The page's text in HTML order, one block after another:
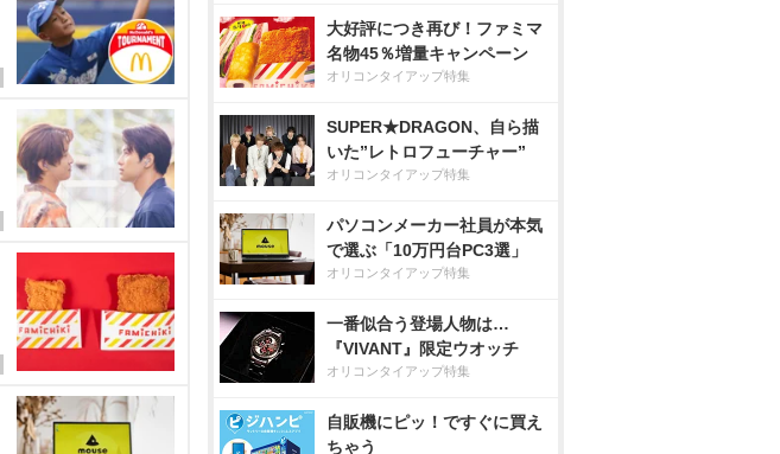
大好評につき再び！ファミマ
名物45％増量キャンペーン
オリコンタイアップ特集
SUPER★DRAGON、自ら描
いた”レトロフューチャー”
オリコンタイアップ特集
パソコンメーカー社員が本気
で選ぶ「10万円台PC3選」
オリコンタイアップ特集
一番似合う登場人物は…
『VIVANT』限定ウオッチ
オリコンタイアップ特集
自販機にピッ！ですぐに買え
ちゃう